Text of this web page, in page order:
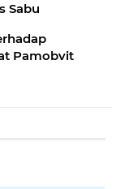
Sabu
Pamobvit